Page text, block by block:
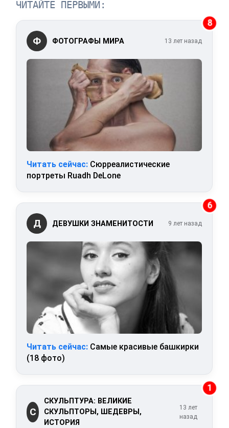
ЧИТАЙТЕ ПЕРВЫМИ:
8
Ф ФОТОГРАФЫ МИРА 13 лет назад
Читать сейчас: Сюрреалистические
портреты Ruadh DeLone
6
Д ДЕВУШКИ ЗНАМЕНИТОСТИ 9 лет назад
Читать сейчас: Самые красивые башкирки
(18 фото)
1
С
СКУЛЬПТУРА: ВЕЛИКИЕ
СКУЛЬПТОРЫ, ШЕДЕВРЫ,
ИСТОРИЯ
13 лет
назад